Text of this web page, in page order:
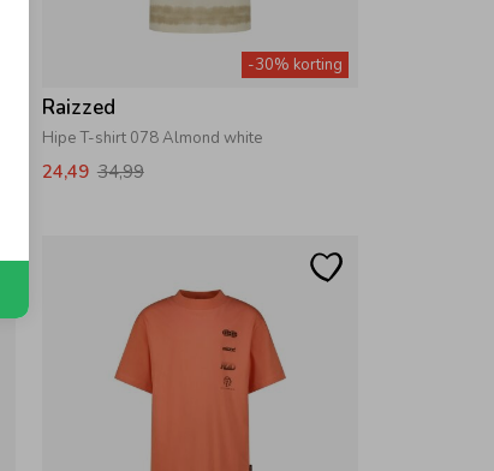
-30% korting
Raizzed
Hipe T-shirt 078 Almond white
24,49 34,99